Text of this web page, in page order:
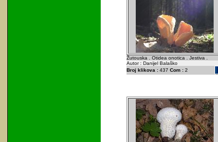
Žutouska . Otidea onotica . Jestiva .
Autor : Danijel Balaško
Broj klikova :437 Com :2